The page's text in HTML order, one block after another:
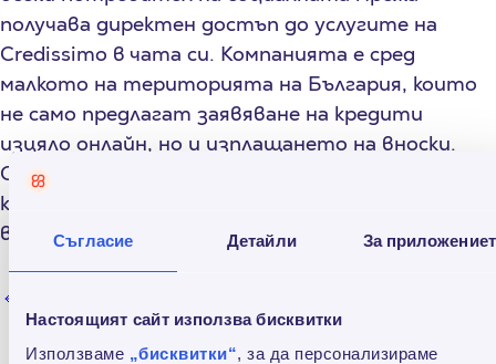
Съгласие Детайли За
Настоящият сайт използва бисквитки
Използваме „бисквитки“, за да персонализираме
получава директен достъп до услугите на
Credissimo в чата си. Компанията е сред
малкото на територията на България, които
не само предлагат заявяване на кредити
изцяло онлайн, но и изплащането на вноски.
Credissimo предоставя възможността на
клиентите си и заплащане с карти Visa, освен
вече установените Mastercard и Maestro.